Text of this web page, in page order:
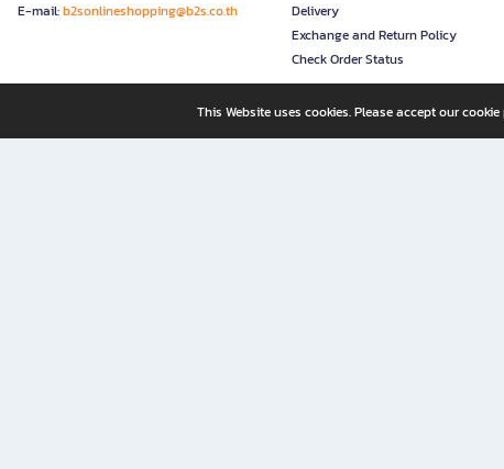
E-mail:b2sonlineshopping@b2s.co.th
Delivery
Exchange and Return Policy
Check Order Status
This Website uses cookies. Please accept our